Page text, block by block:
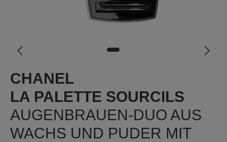
CHANEL
LA PALETTE SOURCILS
AUGENBRAUEN-DUO AUS
WACHS UND PUDER MIT